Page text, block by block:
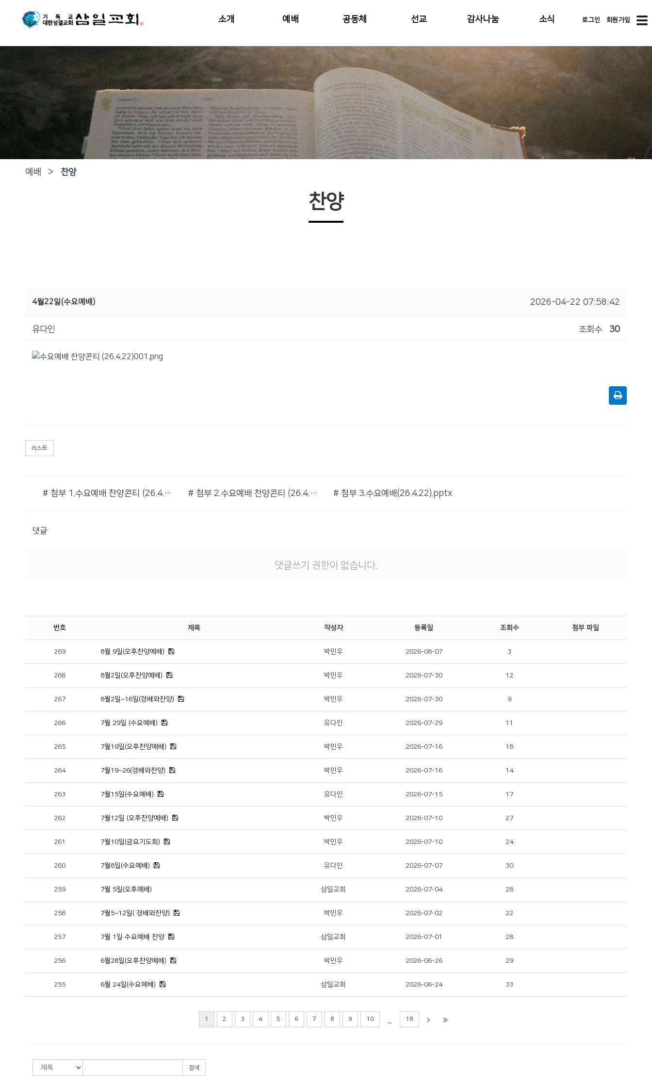
소개 예배 공동체 선교 감사나눔 소식 로그인 회원가입
예배 > 찬양
찬양
4월22일(수요예배) 2026-04-22 07:58:42
유다인 조회수 30
리스트
# 첨부 1.수요예배 찬양콘티 (26.4.22).hwp # 첨부 2.수요예배 찬양콘티 (26.4.22)001.png # 첨부 3.수요예배(26.4.22).pptx
댓글
댓글쓰기 권한이 없습니다.
번호 제목 작성자 등록일 조회수 첨부 파일
269 8월 9일(오후찬양예배) 박민우 2026-08-07 3
268 8월2일(오후찬양예배) 박민우 2026-07-30 12
267 8월2일~16일(경배와찬양) 박민우 2026-07-30 9
266 7월 29일 (수요예배) 유다인 2026-07-29 11
265 7월19일(오후찬양예배) 박민우 2026-07-16 18
264 7월19~26(경배와찬양) 박민우 2026-07-16 14
263 7월15일(수요예배) 유다인 2026-07-15 17
262 7월12일 (오후찬양예배) 박민우 2026-07-10 27
261 7월10일(금요기도회) 박민우 2026-07-10 24
260 7월8일(수요예배) 유다인 2026-07-07 30
259 7월 5일(오후예배) 삼일교회 2026-07-04 28
258 7월5~12일( 경배와찬양) 박민우 2026-07-02 22
257 7월 1일 수요예배 찬양 삼일교회 2026-07-01 28
256 6월28일(오후찬양예배) 박민우 2026-06-26 29
255 6월 24일(수요예배) 삼일교회 2026-06-24 33
1 2 3 4 5 6 7 8 9 10 ... 18
검색